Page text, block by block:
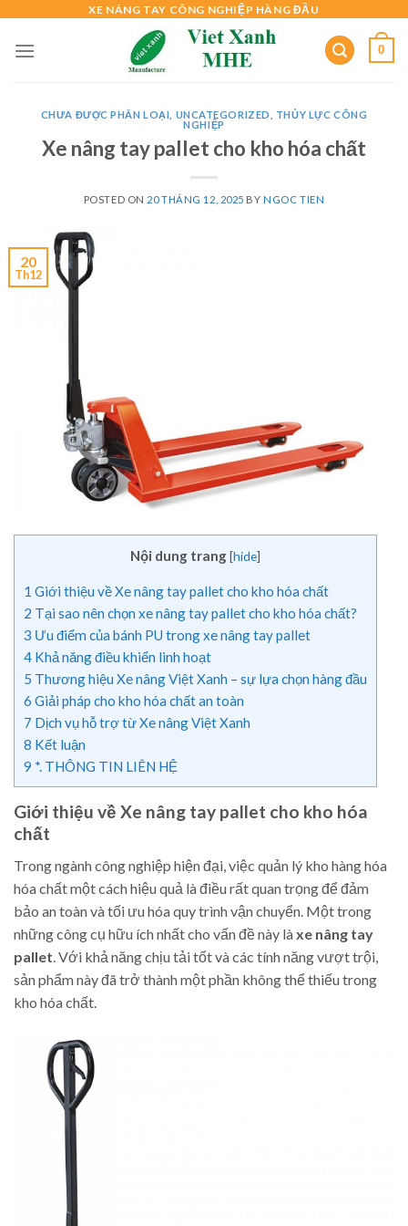
content
XE NÂNG TAY CÔNG NGHIỆP HÀNG ĐẦU
0
CHƯA ĐƯỢC PHÂN LOẠI UNCATEGORIZED
THỦY LỰC CÔNG
NGHIỆP
Xe nâng tay pallet cho kho hóa chất
POSTED ON 20 THÁNG 12, 2025 BYNGOC TIEN
20
Th12
Nội dung trang[hide]
1 Giới thiệu về Xe nâng tay pallet cho kho hóa chất
2 Tại sao nên chọn xe nâng tay pallet cho kho hóa chất?
3 Ưu điểm của bánh PU trong xe nâng tay pallet
4 Khả năng điều khiển linh hoạt
5 Thương hiệu Xe nâng Việt Xanh – sự lựa chọn hàng đầu
6 Giải pháp cho kho hóa chất an toàn
7 Dịch vụ hỗ trợ từ Xe nâng Việt Xanh
8 Kết luận
9 *. THÔNG TIN LIÊN HỆ
Giới thiệu về Xe nâng tay pallet cho kho hóa
chất
Trong ngành công nghiệp hiện đại, việc quản lý kho hàng hóa
hóa chất một cách hiệu quả là điều rất quan trọng để đảm
bảo an toàn và tối ưu hóa quy trình vận chuyển. Một trong
những công cụ hữu ích nhất cho vấn đề này làxe nâng tay
pallet. Với khả năng chịu tải tốt và các tính năng vượt trội,
sản phẩm này đã trở thành một phần không thể thiếu trong
kho hóa chất.